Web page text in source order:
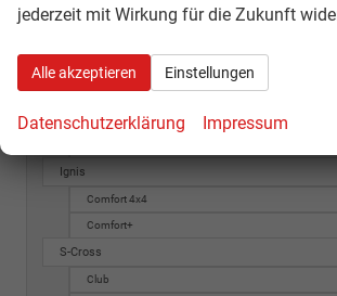
2.5 Plug-In Hybrid Comfort+ E-Four
106 kW eAxle Club
Club
Comfort
Ignis
Comfort 4x4
Comfort+
S-Cross
Club
jederzeit mit Wirkung für die Zukunft
Alle akzeptieren Einstellungen
Datenschutzerklärung Impressum